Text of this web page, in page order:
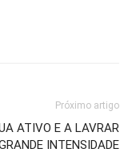
Próximo artigo
ATIVO E A LAVRAR
INTENSIDADE